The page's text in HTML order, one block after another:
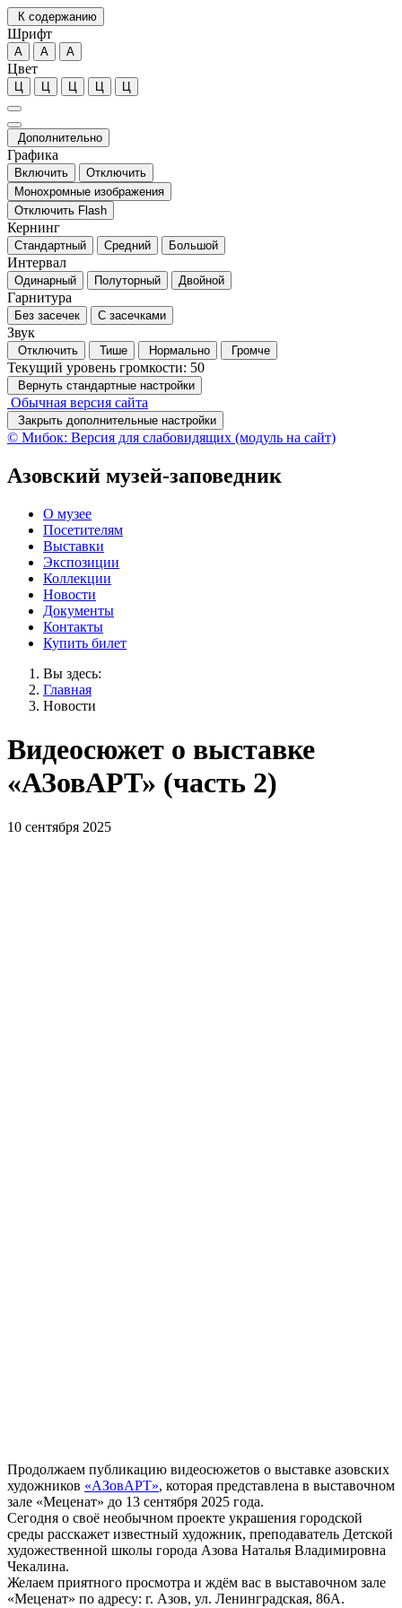
К содержанию
Шрифт
А А А
Цвет
Ц Ц Ц Ц Ц
Дополнительно
Графика
Включить
Отключить
Монохромные изображения
Отключить Flash
Кернинг
Стандартный Средний Большой
Интервал
Одинарный Полуторный Двойной
Гарнитура
Без засечек С засечками
Звук
Отключить Тише Нормально Громче
Текущий уровень громкости: 50
Вернуть стандартные настройки
Обычная версия сайта
Закрыть дополнительные настройки
© Мибок: Версия для слабовидящих (модуль на сайт)
Азовский музей-заповедник
О музее
Посетителям
Выставки
Экспозиции
Коллекции
Новости
Документы
Контакты
Купить билет
Вы здесь:
Главная
Новости
Видеосюжет о выставке
«АЗовАРТ» (часть 2)
10 сентября 2025
Продолжаем публикацию видеосюжетов о выставке азовских
художников «АЗовАРТ», которая представлена в выставочном
зале «Меценат» до 13 сентября 2025 года.
Сегодня о своё необычном проекте украшения городской
среды расскажет известный художник, преподаватель Детской
художественной школы города Азова Наталья Владимировна
Чекалина.
Желаем приятного просмотра и ждём вас в выставочном зале
«Меценат» по адресу: г. Азов, ул. Ленинградская, 86А.